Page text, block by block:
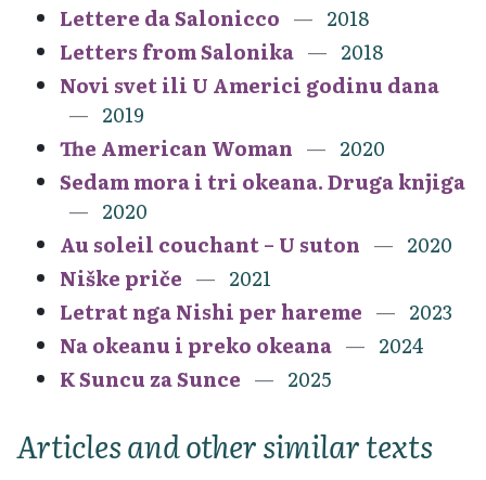
Lettere da Salonicco
2018
Letters from Salonika
2018
Novi svet ili U Americi godinu dana
2019
The American Woman
2020
Sedam mora i tri okeana. Druga knjiga
2020
Au soleil couchant – U suton
2020
Niške priče
2021
Letrat nga Nishi per hareme
2023
Na okeanu i preko okeana
2024
K Suncu za Sunce
2025
Articles and other similar texts